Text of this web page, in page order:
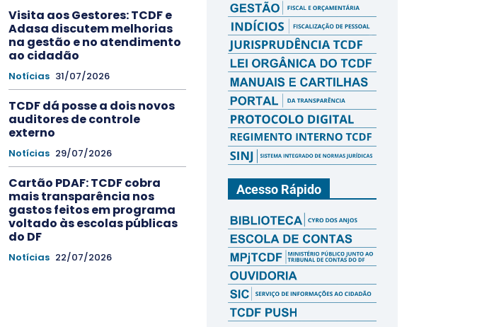
Visita aos Gestores: TCDF e
Adasa discutem melhorias
na gestão e no atendimento
ao cidadão
Notícias 31/07/2026
TCDF dá posse a dois novos
auditores de controle
externo
Notícias 29/07/2026
Cartão PDAF: TCDF cobra
mais transparência nos
gastos feitos em programa
voltado às escolas públicas
do DF
Notícias 22/07/2026
Acesso Rápido